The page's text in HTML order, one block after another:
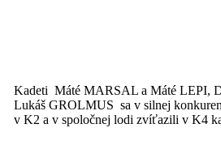
Kadeti Máté MARSAL a Máté LEPI,
Lukáš GROLMUS sa v silnej
v K2 a v spoločnej lodi zvíťazili v K4